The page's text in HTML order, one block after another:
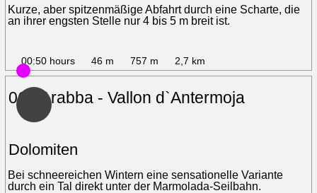
Kurze, aber spitzenmäßige Abfahrt durch eine Scharte, die
an ihrer engsten Stelle nur 4 bis 5 m breit ist.
00:50 hours 46 m 757 m 2,7 km
06 - Arabba - Vallon d`Antermoja
Dolomiten
Bei schneereichen Wintern eine sensationelle Variante
durch ein Tal direkt unter der Marmolada-Seilbahn.